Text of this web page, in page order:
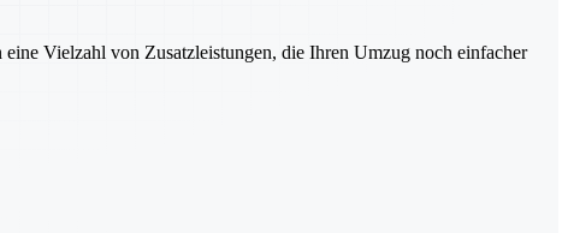
Vielzahl von Zusatzleistungen, die Ihren Umzug noch einfacher